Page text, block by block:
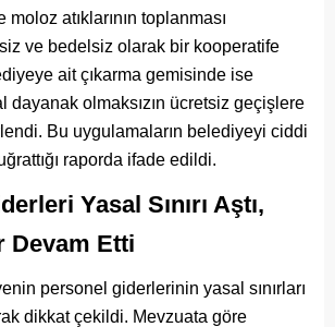
atıklarının toplanması
ve bedelsiz olarak bir kooperatife
ait çıkarma gemisinde ise
dayanak olmaksızın ücretsiz geçişlere
Bu uygulamaların belediyeyi ciddi
raporda ifade edildi.
Yasal Sınırı Aştı,
Devam Etti
personel giderlerinin yasal sınırları
dikkat çekildi. Mevzuata göre